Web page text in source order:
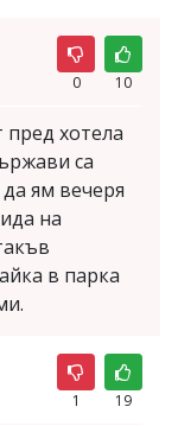
0 10
пред хотела
са
ям вечеря
на
в парка
1 19